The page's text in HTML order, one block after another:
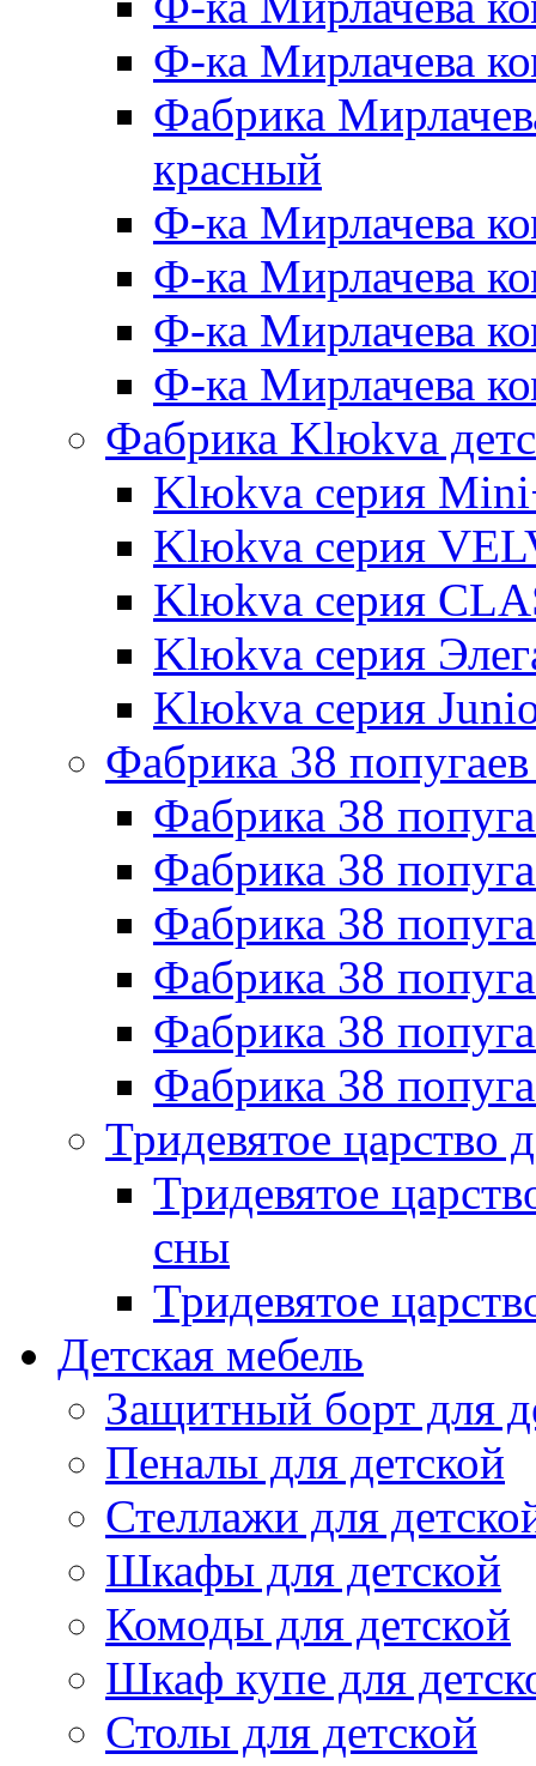
Ф-ка Мирлачева
Фабрика
красный
Ф-ка Мирлачева
Ф-ка Мирлачева
Ф-ка Мирлачева
Ф-ка Мирлачева
Фабрика Klюkva
Klюkva серия
Klюkva серия
Klюkva серия
Klюkva серия
Klюkva серия
Фабрика 38
Фабрика 38
Фабрика 38
Фабрика 38
Фабрика 38
Фабрика 38
Фабрика 38
Тридевятое царство
Тридевятое
сны
Тридевятое
Детская мебель
Защитный борт для
Пеналы для детской
Стеллажи для
Шкафы для детской
Комоды для детской
Шкаф купе для
Столы для детской